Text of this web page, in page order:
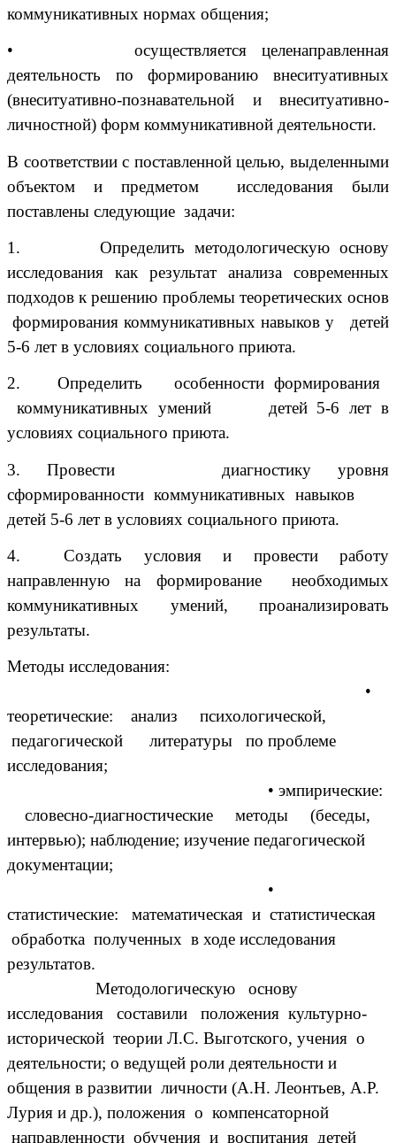
коммуникативных нормах общения;
• осуществляется целенаправленная
деятельность по формированию внеситуативных
(внеситуативно-познавательной и внеситуативно-
личностной) форм коммуникативной деятельности.
В соответствии с поставленной целью, выделенными
объектом и предметом исследования были
поставлены следующие задачи:
1. Определить методологическую основу
исследования как результат анализа современных
подходов к решению проблемы теоретических основ
формирования коммуникативных навыков у детей
5-6 лет в условиях социального приюта.
2. Определить особенности формирования
коммуникативных умений детей 5-6 лет в
условиях социального приюта.
3.Провести диагностику уровня
сформированности коммуникативных навыков
детей 5-6 лет в условиях социального приюта.
4. Создать условия и провести работу
направленную на формирование необходимых
коммуникативных умений, проанализировать
результаты.
Методы исследования:
•
теоретические: анализ психологической,
педагогической литературы по проблеме
исследования;
• эмпирические:
словесно-диагностические методы (беседы,
интервью); наблюдение; изучение педагогической
документации;
•
статистические: математическая и статистическая
обработка полученных в ходе исследования
результатов.
Методологическую основу
исследования составили положения культурно-
исторической теории Л.С. Выготского, учения о
деятельности; о ведущей роли деятельности и
общения в развитии личности (А.Н. Леонтьев, А.Р.
Лурия и др.), положения о компенсаторной
направленности обучения и воспитания детей